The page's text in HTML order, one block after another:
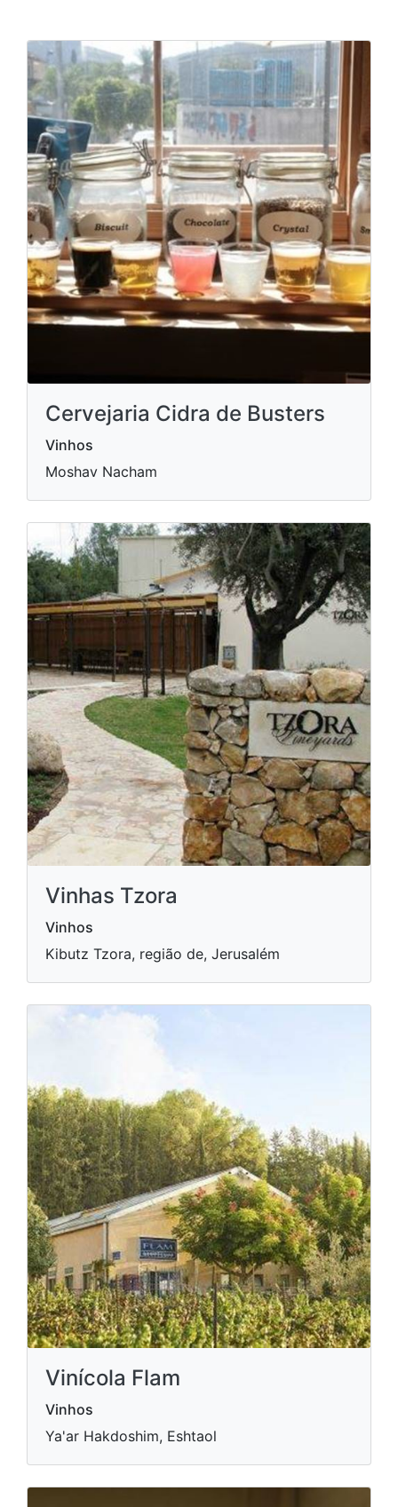
Cervejaria Cidra de Busters
Vinhos
Moshav Nacham
Vinhas Tzora
Vinhos
Kibutz Tzora, região de, Jerusalém
Vinícola Flam
Vinhos
Ya'ar Hakdoshim, Eshtaol